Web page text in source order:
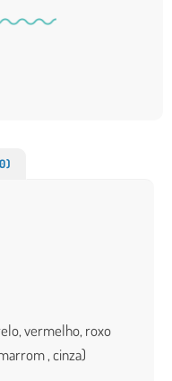
vermelho, roxo
, cinza)